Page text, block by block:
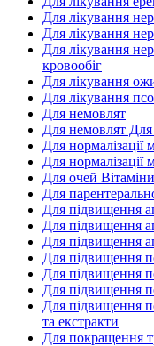
Для лікування
Для лікування
Для лікування
кровообіг
Для лікування
Для лікування
Для немовлят
Для немовлят Для
Для нормалізації
Для нормалізації
Для очей
Для
Для підвищення
Для підвищення
Для підвищення
Для підвищення
Для підвищення
Для підвищення
Для підвищення
та екстракти
Для покращення